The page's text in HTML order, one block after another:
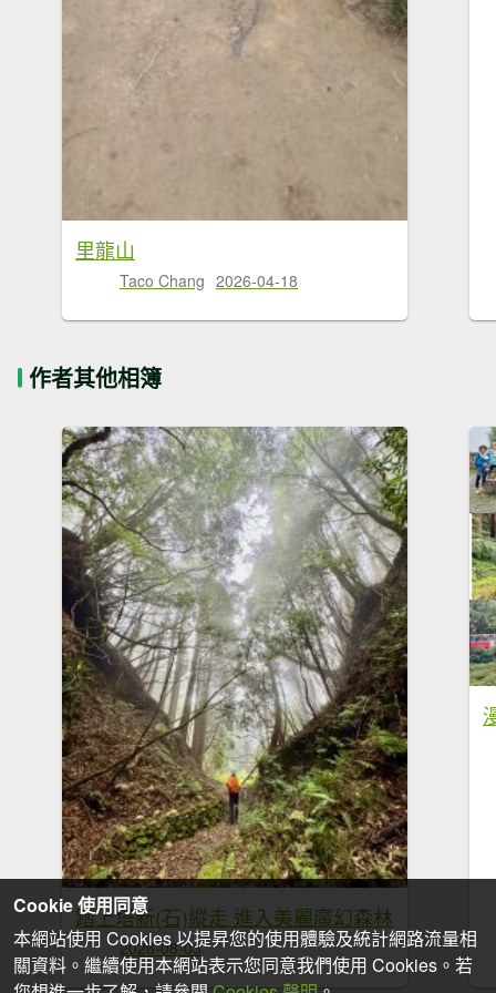
里龍山
Taco Chang 2026-04-18
作者其他相簿
踏上塔新(石)縱走 進入美麗魔幻森林
2026-08-03
Cookie 使用同意
本網站使用 Cookies 以提昇您的使用體驗及統計網路流量相
關資料。繼續使用本網站表示您同意我們使用 Cookies。若